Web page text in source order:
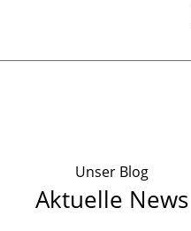
Unser Blog
Aktuelle News